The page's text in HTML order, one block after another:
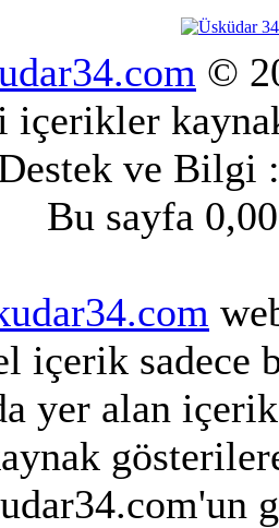
©
içerikler
ve Bilgi
Bu sayfa
içerik sadece
yer alan